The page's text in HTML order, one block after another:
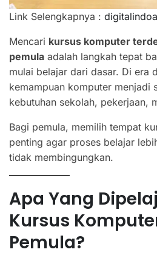
Link Selengkapnya :
Mencari kursus komputer
pemula adalah langkah tepat
mulai belajar dari dasar. Di era
kemampuan komputer menjadi
kebutuhan sekolah, pekerjaan,
Bagi pemula, memilih tempat
penting agar proses belajar
tidak membingungkan.
Apa Yang
Kursus
Pemula?